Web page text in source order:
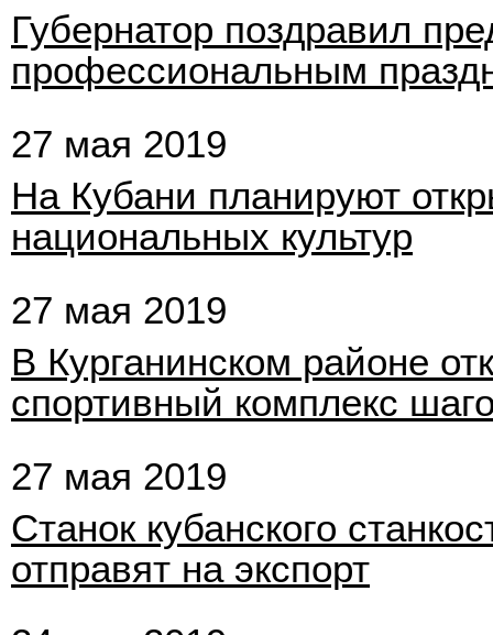
Губернатор поздравил
профессиональным
27 мая 2019
На Кубани планируют
национальных культур
27 мая 2019
В Курганинском районе
спортивный комплекс
27 мая 2019
Станок кубанского
отправят на экспорт